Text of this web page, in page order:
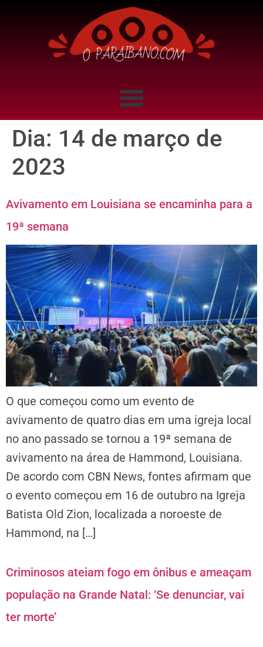
Dia: 14 de março de
2023
Avivamento em Louisiana se encaminha para a
19ª semana
O que começou como um evento de
avivamento de quatro dias em uma igreja local
no ano passado se tornou a 19ª semana de
avivamento na área de Hammond, Louisiana.
De acordo com CBN News, fontes afirmam que
o evento começou em 16 de outubro na Igreja
Batista Old Zion, localizada a noroeste de
Hammond, na […]
Criminosos ateiam fogo em ônibus e ameaçam
população na Grande Natal: ‘Se denunciar, vai
ter morte’